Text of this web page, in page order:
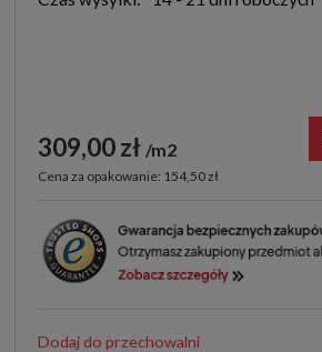
309,00 zł m2
Cena za opakowanie: 154,50 zł
Dodaj do przechowalni